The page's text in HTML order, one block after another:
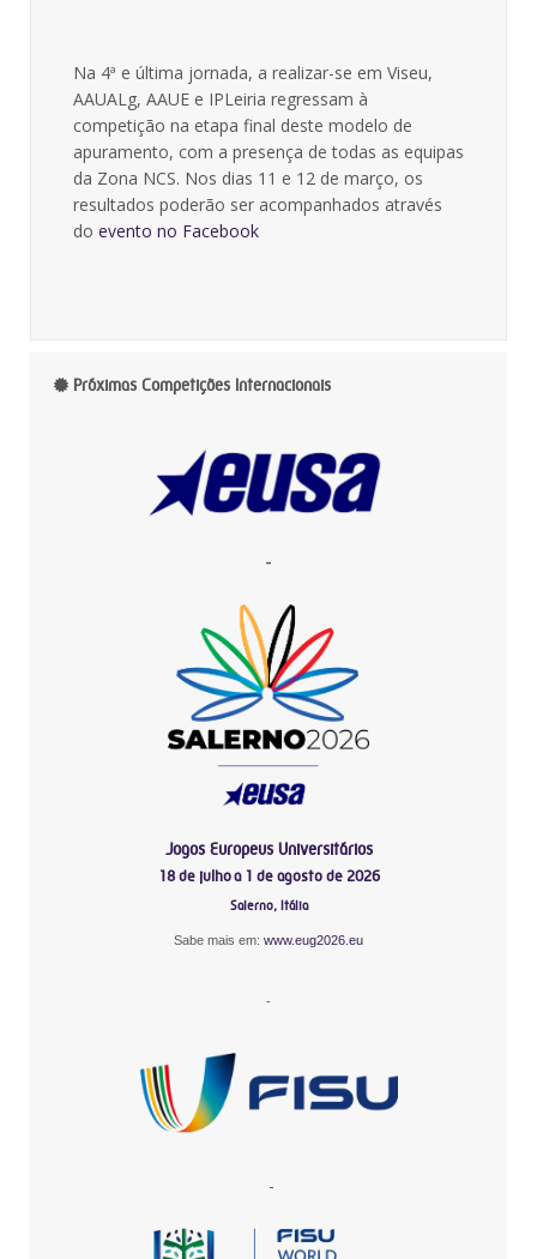
Na 4ª e última jornada, a realizar-se em Viseu,
AAUALg, AAUE e IPLeiria regressam à
competição na etapa final deste modelo de
apuramento, com a presença de todas as equipas
da Zona NCS. Nos dias 11 e 12 de março, os
resultados poderão ser acompanhados através
do evento no Facebook
Próximas Competições Internacionais
-
Jogos Europeus Universitários
18 de julho a 1 de agosto de 2026
Salerno, Itália
Sabe mais em: www.eug2026.eu
-
-